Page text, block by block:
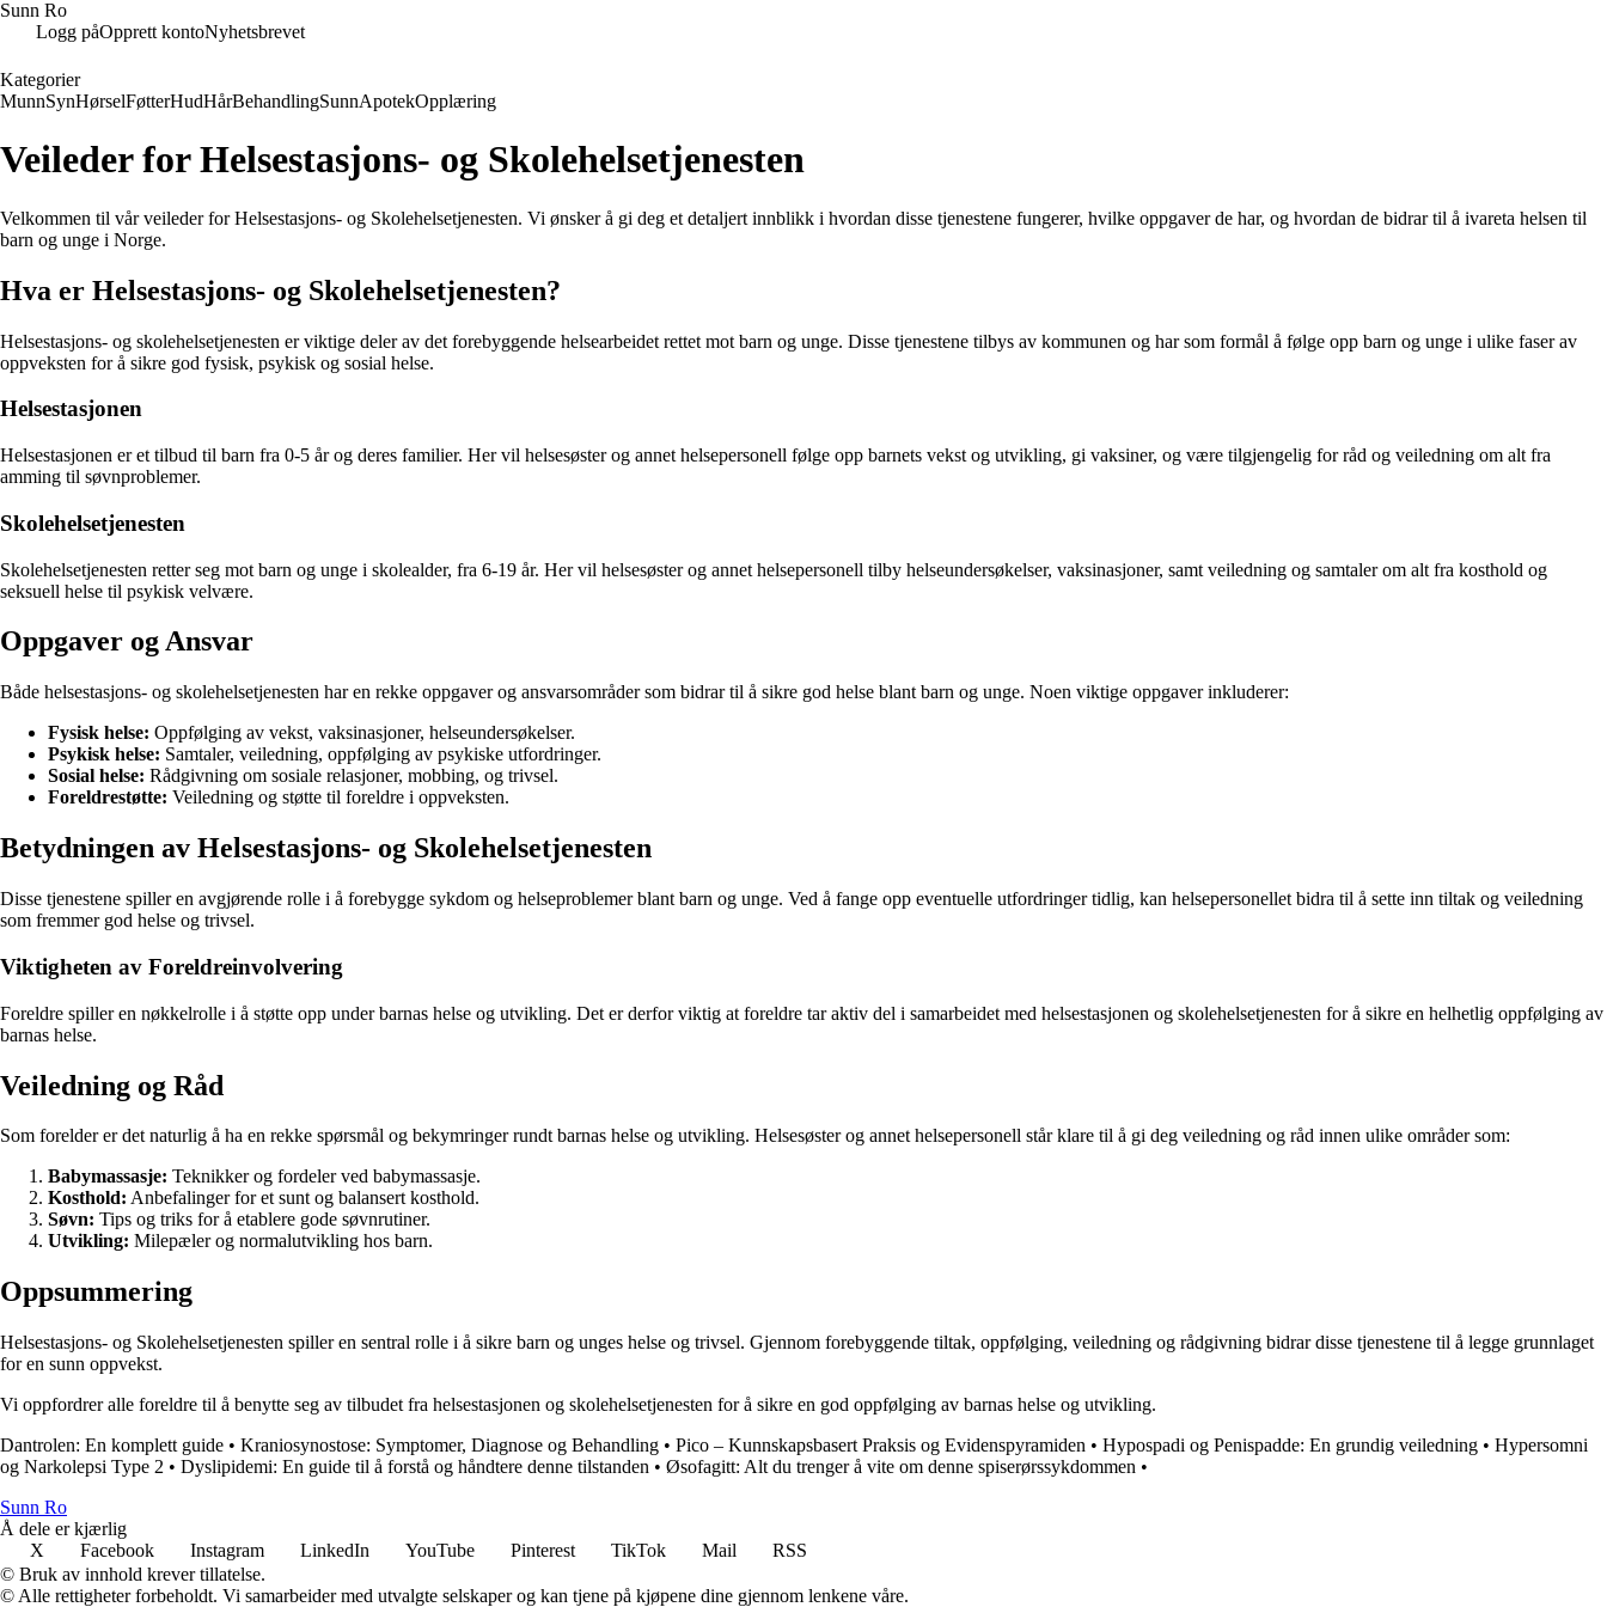
Sunn Ro
Logg påOpprett kontoNyhetsbrevet
Kategorier
MunnSynHørselFøtterHudHårBehandlingSunnApotekOpplæring
Veileder for Helsestasjons- og Skolehelsetjenesten
Velkommen til vår veileder for Helsestasjons- og Skolehelsetjenesten. Vi ønsker å gi deg et detaljert innblikk i hvordan disse tjenestene fungerer, hvilke oppgaver de har, og hvordan de bidrar til å ivareta helsen til
barn og unge i Norge.
Hva er Helsestasjons- og Skolehelsetjenesten?
Helsestasjons- og skolehelsetjenesten er viktige deler av det forebyggende helsearbeidet rettet mot barn og unge. Disse tjenestene tilbys av kommunen og har som formål å følge opp barn og unge i ulike faser av
oppveksten for å sikre god fysisk, psykisk og sosial helse.
Helsestasjonen
Helsestasjonen er et tilbud til barn fra 0-5 år og deres familier. Her vil helsesøster og annet helsepersonell følge opp barnets vekst og utvikling, gi vaksiner, og være tilgjengelig for råd og veiledning om alt fra
amming til søvnproblemer.
Skolehelsetjenesten
Skolehelsetjenesten retter seg mot barn og unge i skolealder, fra 6-19 år. Her vil helsesøster og annet helsepersonell tilby helseundersøkelser, vaksinasjoner, samt veiledning og samtaler om alt fra kosthold og
seksuell helse til psykisk velvære.
Oppgaver og Ansvar
Både helsestasjons- og skolehelsetjenesten har en rekke oppgaver og ansvarsområder som bidrar til å sikre god helse blant barn og unge. Noen viktige oppgaver inkluderer:
Fysisk helse: Oppfølging av vekst, vaksinasjoner, helseundersøkelser.
Psykisk helse: Samtaler, veiledning, oppfølging av psykiske utfordringer.
Sosial helse: Rådgivning om sosiale relasjoner, mobbing, og trivsel.
Foreldrestøtte: Veiledning og støtte til foreldre i oppveksten.
Betydningen av Helsestasjons- og Skolehelsetjenesten
Disse tjenestene spiller en avgjørende rolle i å forebygge sykdom og helseproblemer blant barn og unge. Ved å fange opp eventuelle utfordringer tidlig, kan helsepersonellet bidra til å sette inn tiltak og veiledning
som fremmer god helse og trivsel.
Viktigheten av Foreldreinvolvering
Foreldre spiller en nøkkelrolle i å støtte opp under barnas helse og utvikling. Det er derfor viktig at foreldre tar aktiv del i samarbeidet med helsestasjonen og skolehelsetjenesten for å sikre en helhetlig oppfølging av
barnas helse.
Veiledning og Råd
Som forelder er det naturlig å ha en rekke spørsmål og bekymringer rundt barnas helse og utvikling. Helsesøster og annet helsepersonell står klare til å gi deg veiledning og råd innen ulike områder som:
Babymassasje: Teknikker og fordeler ved babymassasje.
Kosthold: Anbefalinger for et sunt og balansert kosthold.
Søvn: Tips og triks for å etablere gode søvnrutiner.
Utvikling: Milepæler og normalutvikling hos barn.
Oppsummering
Helsestasjons- og Skolehelsetjenesten spiller en sentral rolle i å sikre barn og unges helse og trivsel. Gjennom forebyggende tiltak, oppfølging, veiledning og rådgivning bidrar disse tjenestene til å legge grunnlaget
for en sunn oppvekst.
Vi oppfordrer alle foreldre til å benytte seg av tilbudet fra helsestasjonen og skolehelsetjenesten for å sikre en god oppfølging av barnas helse og utvikling.
Dantrolen: En komplett guide • Kraniosynostose: Symptomer, Diagnose og Behandling • Pico – Kunnskapsbasert Praksis og Evidenspyramiden • Hypospadi og Penispadde: En grundig veiledning • Hypersomni
og Narkolepsi Type 2 • Dyslipidemi: En guide til å forstå og håndtere denne tilstanden • Øsofagitt: Alt du trenger å vite om denne spiserørssykdommen •
Sunn Ro
Å dele er kjærlig
X
Facebook Instagram LinkedIn YouTube Pinterest TikTok Mail
RSS
© Bruk av innhold krever tillatelse.
© Alle rettigheter forbeholdt. Vi samarbeider med utvalgte selskaper og kan tjene på kjøpene dine gjennom lenkene våre.